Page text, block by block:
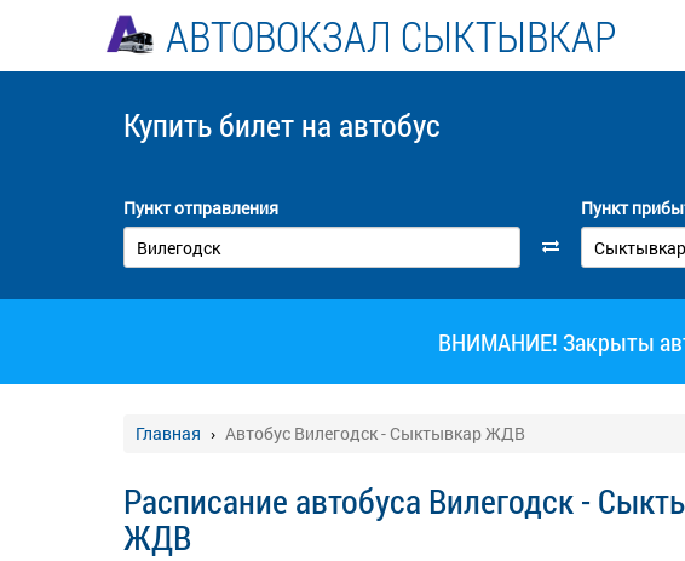
АВТОВОКЗАЛ СЫКТЫВКАР
Купить билет на автобус
Пункт отправления Пункт
ВНИМАНИЕ! Закрыты
Главная Автобус Вилегодск - Сыктывкар ЖДВ
Расписание автобуса Вилегодск -
ЖДВ